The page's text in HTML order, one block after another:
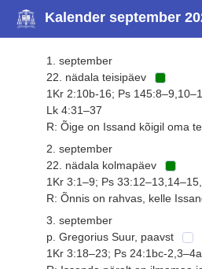
Kalender september
1. september
22. nädala teisipäev
1Kr 2:10b-16; Ps
Lk 4:31–37
R: Õige on Issand kõigil oma
2. september
22. nädala kolmapäev
1Kr 3:1–9; Ps
R: Õnnis on rahvas, kelle
3. september
p. Gregorius Suur, paavst
1Kr 3:18–23; Ps 24:1bc-